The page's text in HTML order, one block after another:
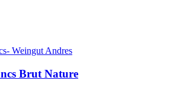
Brut Nature